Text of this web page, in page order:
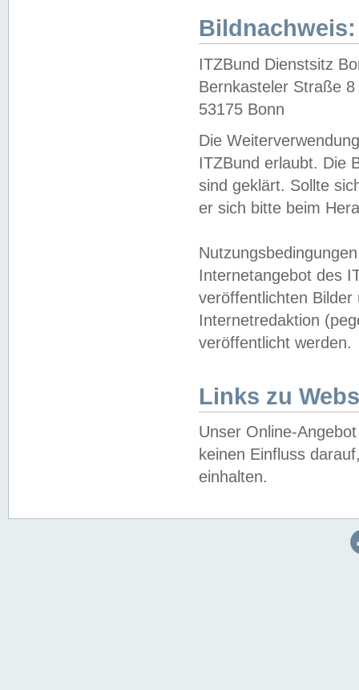
Bildnachweis:
ITZBund Dienstsitz
Bernkasteler Straße 8
53175 Bonn
Die
ITZBund erlaubt. Die
sind geklärt. Sollte
er sich bitte beim
Internetangebot des
veröffentlichten
Internetredaktion
veröffentlicht werden.
Links zu
Unser Online-
keinen Einfluss
einhalten.